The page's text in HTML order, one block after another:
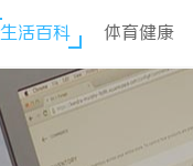
生活百科 体育健康